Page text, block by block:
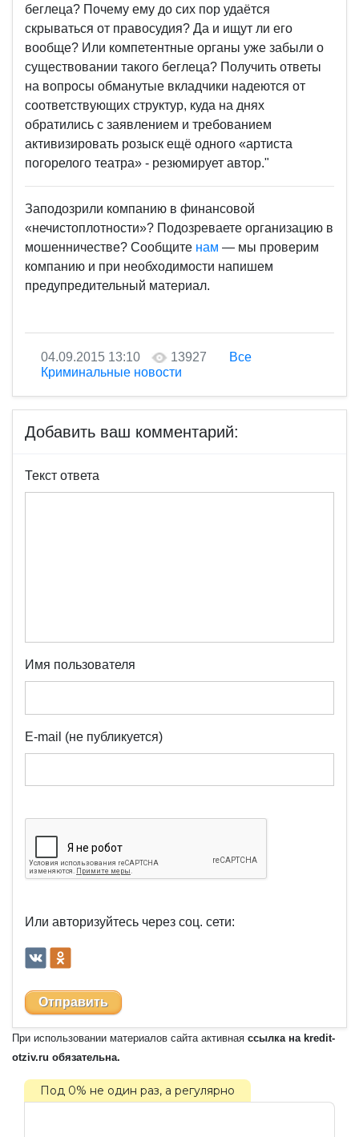
беглеца? Почему ему до сих пор удаётся
скрываться от правосудия? Да и ищут ли его
вообще? Или компетентные органы уже забыли о
существовании такого беглеца? Получить ответы
на вопросы обманутые вкладчики надеются от
соответствующих структур, куда на днях
обратились с заявлением и требованием
активизировать розыск ещё одного «артиста
погорелого театра» - резюмирует автор."
Заподозрили компанию в финансовой
«нечистоплотности»? Подозреваете организацию в
мошенничестве? Сообщите нам — мы проверим
компанию и при необходимости напишем
предупредительный материал.
04.09.2015 13:10 13927
Все
Криминальные новости
Добавить ваш комментарий:
Текст ответа
Имя пользователя
E-mail (не публикуется)
Или авторизуйтесь через соц. сети:
Отправить
При использовании материалов сайта активная ссылка на kredit-
otziv.ru обязательна.
Под 0% не один раз, а регулярно